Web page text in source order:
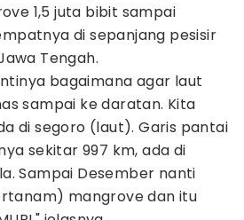
1,5 juta bibit sampai
di sepanjang pesisir
Tengah.
bagaimana agar laut
sampai ke daratan. Kita
di segoro (laut). Garis pantai
sekitar 997 km, ada di
Sampai Desember nanti
mangrove dan itu